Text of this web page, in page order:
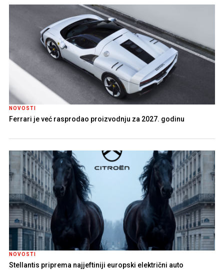
NOVOSTI
Ferrari je već rasprodao proizvodnju za 2027. godinu
NOVOSTI
Stellantis priprema najjeftiniji europski električni auto